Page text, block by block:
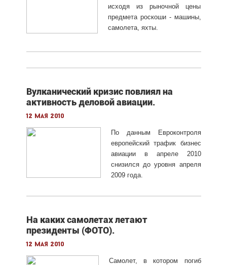
исходя из рыночной цены
предмета роскоши - машины,
самолета, яхты.
Вулканический кризис повлиял на
активность деловой авиации.
12 мая 2010
По данным Евроконтроля
европейский трафик бизнес
авиации в апреле 2010
снизился до уровня апреля
2009 года.
На каких самолетах летают
президенты (ФОТО).
12 мая 2010
Самолет, в котором погиб